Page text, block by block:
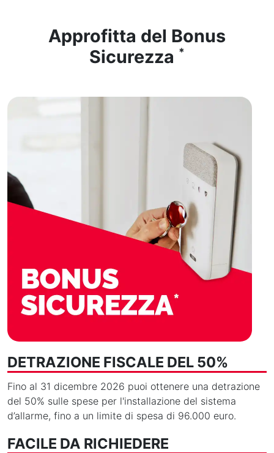
Approfitta del Bonus
Sicurezza *
DETRAZIONE FISCALE DEL 50%
Fino al 31 dicembre 2026 puoi ottenere una detrazione
del 50% sulle spese per l'installazione del sistema
d’allarme, fino a un limite di spesa di 96.000 euro.
FACILE DA RICHIEDERE